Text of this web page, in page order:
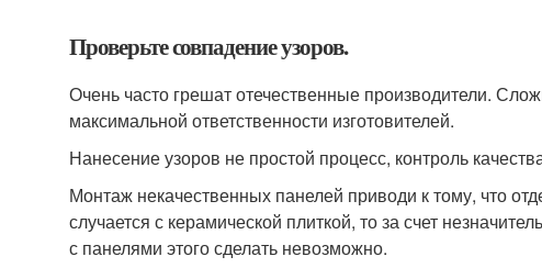
Проверьте совпадение узоров.
Очень часто грешат отечественные производители.
максимальной ответственности изготовителей.
Нанесение узоров не простой процесс, контроль
Монтаж некачественных панелей приводи к тому, что
случается с керамической плиткой, то за счет
с панелями этого сделать невозможно.